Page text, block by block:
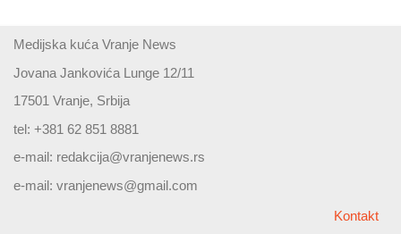
Medijska kuća Vranje News
Jovana Jankovića Lunge 12/11
17501 Vranje, Srbija
tel: +381 62 851 8881
e-mail: redakcija@vranjenews.rs
e-mail: vranjenews@gmail.com
Kontakt